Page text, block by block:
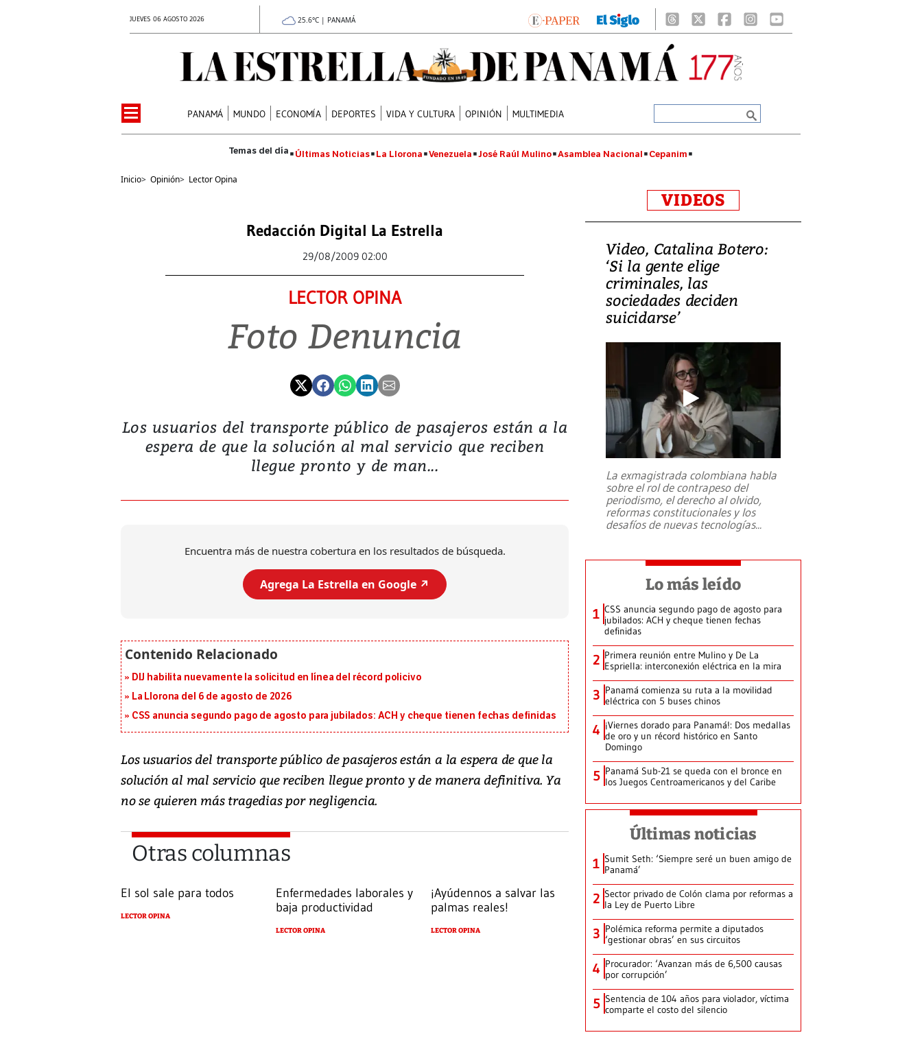
JUEVES 06 AGOSTO 2026 25.6°C | PANAMÁ
PANAMÁ MUNDO ECONOMÍA DEPORTES VIDA Y CULTURA OPINIÓN MULTIMEDIA
Últimas Noticias La Llorona Venezuela José Raúl Mulino Asamblea Nacional Cepanim
Inicio> Opinión> Lector Opina
Redacción Digital La Estrella
29/08/2009 02:00
LECTOR OPINA
Foto Denuncia
Los usuarios del transporte público de pasajeros están a la
espera de que la solución al mal servicio que reciben
llegue pronto y de man...
Encuentra más de nuestra cobertura en los resultados de búsqueda.
Agrega La Estrella en Google ↗️
DIJ habilita nuevamente la solicitud en línea del récord policivo
La Llorona del 6 de agosto de 2026
CSS anuncia segundo pago de agosto para jubilados: ACH y cheque tienen fechas definidas
Los usuarios del transporte público de pasajeros están a la espera de que la
solución al mal servicio que reciben llegue pronto y de manera definitiva. Ya
no se quieren más tragedias por negligencia.
Otras columnas
El sol sale para todos
LECTOR OPINA
Enfermedades laborales y
baja productividad
LECTOR OPINA
¡Ayúdennos a salvar las
palmas reales!
LECTOR OPINA
VIDEOS
Video, Catalina Botero:
‘Si la gente elige
criminales, las
sociedades deciden
suicidarse’
La exmagistrada colombiana habla
sobre el rol de contrapeso del
periodismo, el derecho al olvido,
reformas constitucionales y los
desafíos de nuevas tecnologías...
Lo más leído
1 CSS anuncia segundo pago de agosto para
jubilados: ACH y cheque tienen fechas
definidas
2 Primera reunión entre Mulino y De La
Espriella: interconexión eléctrica en la mira
3 Panamá comienza su ruta a la movilidad
eléctrica con 5 buses chinos
4 ¡Viernes dorado para Panamá!: Dos medallas
de oro y un récord histórico en Santo
Domingo
5 Panamá Sub-21 se queda con el bronce en
los Juegos Centroamericanos y del Caribe
Últimas noticias
1 Sumit Seth: ‘Siempre seré un buen amigo de
Panamá’
2 Sector privado de Colón clama por reformas a
la Ley de Puerto Libre
3 Polémica reforma permite a diputados
‘gestionar obras’ en sus circuitos
4 Procurador: ‘Avanzan más de 6,500 causas
por corrupción’
5 Sentencia de 104 años para violador, víctima
comparte el costo del silencio